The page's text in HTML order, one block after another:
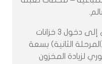
وأشار الروضان في تصريح صحفي إلى دخول 3 خزانات
الثانية) بسعة
لزيادة المخزون